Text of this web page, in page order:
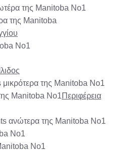
της Manitoba No1
της Manitoba
No1
μικρότερα της Manitoba No1
Manitoba No1Περιφέρεια
ανώτερα της Manitoba No1
No1
No1